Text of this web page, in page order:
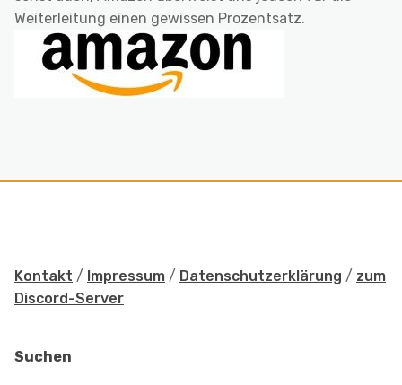
Weiterleitung einen gewissen Prozentsatz.
Kontakt / Impressum / Datenschutzerklärung / zum
Discord-Server
Suchen